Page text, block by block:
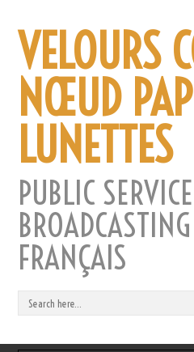
VELOURS
NŒUD
LUNETTES
PUBLIC SERVICE
FRANÇAIS